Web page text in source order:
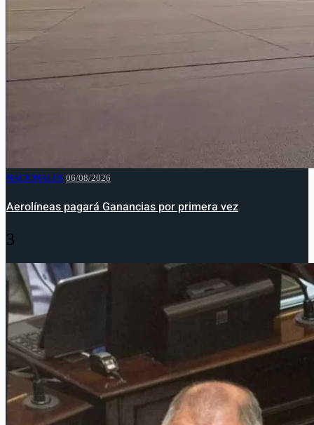
NACIONALES 06/08/2026
Aerolíneas pagará Ganancias por primera vez
3